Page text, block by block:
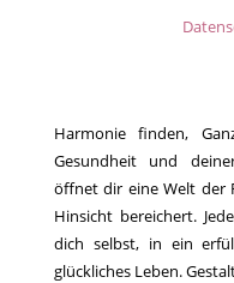
Harmonie finden,
Gesundheit und
öffnet dir eine Welt der
Hinsicht bereichert.
dich selbst, in ein
glückliches Leben.